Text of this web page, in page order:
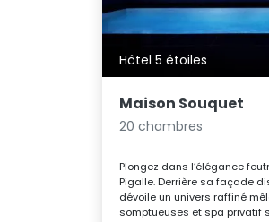
Hôtel 5 étoiles
Maison Souquet
20 chambres
Plongez dans l’élégance
Pigalle. Derrière sa façade
dévoile un univers raffiné
somptueuses et spa privatif